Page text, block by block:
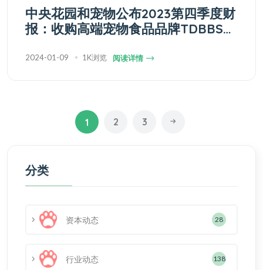
中央花园和宠物公布2023第四季度财
报：收购高端宠物食品品牌TDBBS，
2024-01-09 1K浏览 阅读详情
1 2 3
分类
资本动态 28
行业动态 138